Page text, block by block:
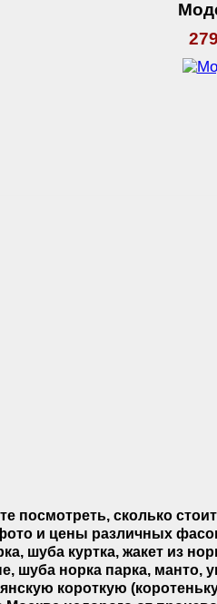
посмотреть, сколько
и цены различных
шуба куртка, жакет из
шуба норка парка, манто,
короткую